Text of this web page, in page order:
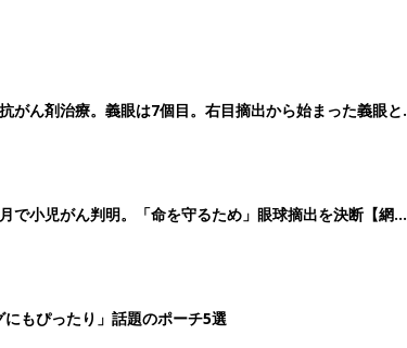
がん剤治療。義眼は7個目。右目摘出から始まった義眼と
で小児がん判明。「命を守るため」眼球摘出を決断【網膜
もぴったり」話題のポーチ5選